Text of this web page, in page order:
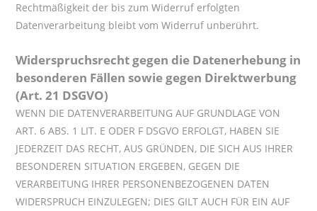
Rechtmäßigkeit der bis zum Widerruf erfolgten
Datenverarbeitung bleibt vom Widerruf unberührt.
Widerspruchsrecht gegen die Datenerhebung in
besonderen Fällen sowie gegen Direktwerbung
(Art. 21 DSGVO)
WENN DIE DATENVERARBEITUNG AUF GRUNDLAGE VON
ART. 6 ABS. 1 LIT. E ODER F DSGVO ERFOLGT, HABEN SIE
JEDERZEIT DAS RECHT, AUS GRÜNDEN, DIE SICH AUS IHRER
BESONDEREN SITUATION ERGEBEN, GEGEN DIE
VERARBEITUNG IHRER PERSONENBEZOGENEN DATEN
WIDERSPRUCH EINZULEGEN; DIES GILT AUCH FÜR EIN AUF